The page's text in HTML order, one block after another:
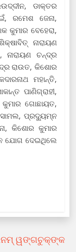
ଡାକ୍ତର
ରମେଶ ଜେନା,
କୁମାର ବେହେରା,
ନାରାୟଣ
ନାରାୟଣ ଚନ୍ଦ୍ର
ରାଉତ, କିଶୋର
ମହାନ୍ତି,
ପାଣିଗ୍ରାହୀ,
ଗୋଛାୟତ,
ପ୍ରଦ୍ୟୁମ୍ନ
କିଶୋର କୁମାର
ଯୋଗ ଦେଇଥିଲେ
ୱଙ୍ଗଚୁକ୍‌ଙ୍କ